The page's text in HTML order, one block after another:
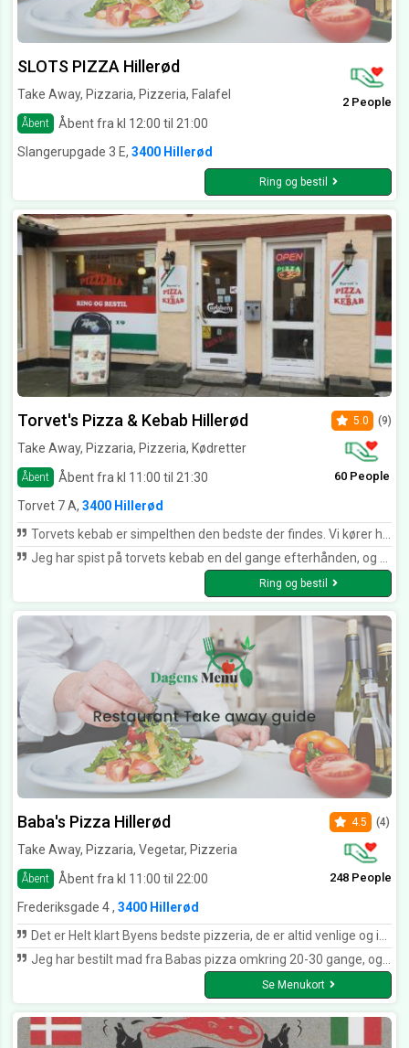
SLOTS PIZZA Hillerød
Take Away, Pizzaria, Pizzeria, Falafel
Åbent Åbent fra kl 12:00 til 21:00
2 People
Slangerupgade 3 E, 3400 Hillerød
Ring og bestil
Torvet's Pizza & Kebab Hillerød
Take Away, Pizzaria, Pizzeria, Kødretter
Åbent Åbent fra kl 11:00 til 21:30
5.0 (9)
60 People
Torvet 7 A, 3400 Hillerød
Torvets kebab er simpelthen den bedste der findes. Vi kører helt fra Virum for at nyde en kebab i blandt. Virums pizzeriaer er simpelthen for dårlige til at lave kebab! Findes dog også een i Hillerød der kan lave kebab :-)
Jeg har spist på torvets kebab en del gange efterhånden, og hvergang oplever jeg den samme fantastiske service, både på venligheden, men især også på hurtigheden! Jeg får altid deres lækre saftigste og fyldige durum med kebab, og der går ikke mere end max 1-2 minutter, også er den klar. Gode priser Vanvittigt mad Fuldstændig vanvittig hurtigt og altid venlige!
Ring og bestil
Baba's Pizza Hillerød
Take Away, Pizzaria, Vegetar, Pizzeria
Åbent Åbent fra kl 11:00 til 22:00
4.5 (4)
248 People
Frederiksgade 4 , 3400 Hillerød
Det er Helt klart Byens bedste pizzeria, de er altid venlige og imødekommende der er God service, det er hurtige til at bringe maden ud, maden smager godt. jeg ville anbefalede det til ander.
Jeg har bestilt mad fra Babas pizza omkring 20-30 gange, og jeg er tilfreds 8 ud af 10 gange,,, da jeg er en af de kunder som bestiller på de dage/tidspunkter hvor der er rigtig travlt,, og laver også engang imellem bestillinger som er vedhæftede med specifikt leverings tidspunkt, her kan jeg godt forstå der kan ske fejl. Det er mennesker som laver mad. Hvis jeg skulle give dem en samlet karakter fra 1-10 får de 7.5 Dejligt mad, go service. Prisen på pizza er igennem årene steget, men det gælder dov alle steder. Hvis du ikke har prøvet Babas pizza i Hillerød før, bør du gøre dig selv den tjeneste at køre forbi og købe en hjemmelavet Durum m. Kebab,, den er helt klart turen værd. her får de 9.0. Jeg bor i Hillerød, og jeg forsætter med at bruge dem som som mit fortrukne pizzaria. Thumbs up.
Se Menukort